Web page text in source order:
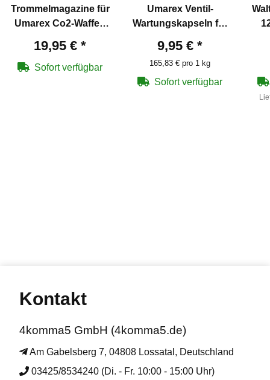
Trommelmagazine für
Umarex Co2-Waffen
19,95 € *
Sofort verfügbar
Umarex Ventil-
Wartungskapseln für
9,95 € *
165,83 € pro 1 kg
Sofort verfügbar
Kontakt
4komma5 GmbH (4komma5.de)
Am Gabelsberg 7, 04808 Lossatal, Deutschland
03425/8534240 (Di. - Fr. 10:00 - 15:00 Uhr)